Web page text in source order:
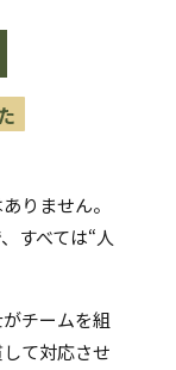
りません。
すべては“人
チームを組
て対応させ